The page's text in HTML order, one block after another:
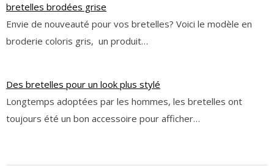
bretelles brodées grise
Envie de nouveauté pour vos bretelles? Voici le modèle en
broderie coloris gris, un produit…
Des bretelles pour un look plus stylé
Longtemps adoptées par les hommes, les bretelles ont
toujours été un bon accessoire pour afficher…